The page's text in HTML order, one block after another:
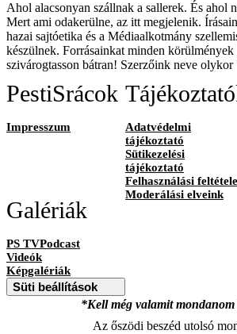
Ahol alacsonyan szállnak a sallerek. És ahol
Mert ami odakerülne, az itt megjelenik.
hazai sajtóetika és a Médiaalkotmány
készülnek. Forrásainkat minden
szivárogtasson bátran! Szerzőink neve
PestiSrácok
Impresszum
Adatvédelmi
tájékoztató
Sütikezelési
tájékoztató
Felhasználási
Moderálási elveink
Galériák
PS TVPodcast
Videók
Képgalériák
Süti beállítások
*Kell még valamit
Az őszödi beszéd utolsó